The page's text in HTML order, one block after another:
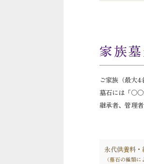
家族
ご家族（最大4
墓石には「〇
継承者、管理
永代供養料
（墓石の種類